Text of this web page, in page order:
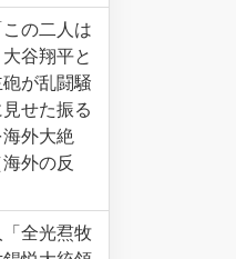
の二人は
谷翔平と
が乱闘騒
せた振る
外大絶
外の反
全光焄牧